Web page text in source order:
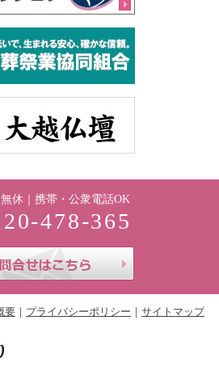
休｜携帯・公衆電話OK
478-365
要 プライバシーポリシー サイトマップ